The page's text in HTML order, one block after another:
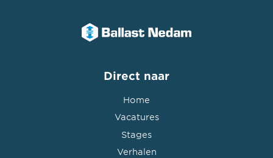
Direct naar
Home
Vacatures
Stages
Verhalen